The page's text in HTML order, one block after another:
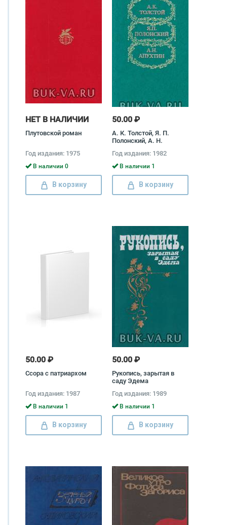
НЕТ В НАЛИЧИИ
Плутовской роман
Год издания: 1975
В наличии 0
В корзину
50.00 ₽
А. К. Толстой, Я. П.
Полонский, А. Н.
Алексей Толстой, Яков
Полонский, Алексей
Апухтин
Год издания: 1982
В наличии 1
В корзину
50.00 ₽
Ссора с патриархом
Год издания: 1987
В наличии 1
В корзину
50.00 ₽
Рукопись, зарытая в
саду Эдема
Год издания: 1989
В наличии 1
В корзину